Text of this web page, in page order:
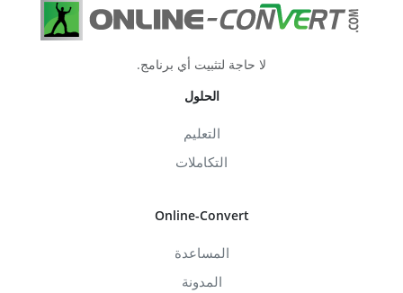
لا حاجة لتثبيت أي برنامج.
الحلول
التعليم
التكاملات
Online-Convert
المساعدة
المدونة